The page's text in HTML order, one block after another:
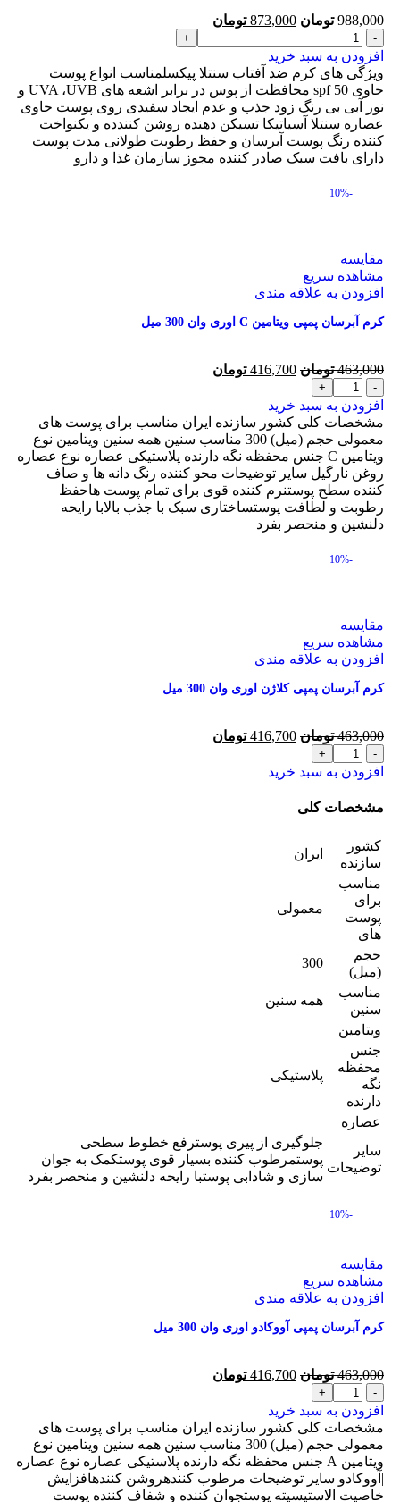
988,000 تومان 873,000 تومان
افزودن به سبد خرید
ویژگی های کرم ضد آفتاب سنتلا پیکسلمناسب انواع پوست
حاوی spf 50 محافظت از پوس در برابر اشعه های UVA ،UVB و
نور آبی بی رنگ زود جذب و عدم ایجاد سفیدی روی پوست حاوی
عصاره سنتلا آسیاتیکا تسیکن دهنده روشن کنندده و یکنواخت
کننده رنگ پوست آبرسان و حفظ رطوبت طولانی مدت پوست
دارای بافت سبک صادر کننده مجوز سازمان غذا و دارو
-10%
مقایسه
مشاهده سریع
افزودن به علاقه مندی
کرم آبرسان پمپی ویتامین C اوری وان 300 میل
463,000 تومان 416,700 تومان
افزودن به سبد خرید
مشخصات کلی کشور سازنده ایران مناسب برای پوست های
معمولی حجم (میل) 300 مناسب سنین همه سنین ویتامین نوع
ویتامین C جنس محفظه نگه دارنده پلاستیکی عصاره نوع عصاره
روغن نارگیل سایر توضیحات محو کننده رنگ دانه ها و صاف
کننده سطح پوستنرم کننده قوی برای تمام پوست هاحفظ
رطوبت و لطافت پوستساختاری سبک با جذب بالابا رایحه
دلنشین و منحصر بفرد
-10%
مقایسه
مشاهده سریع
افزودن به علاقه مندی
کرم آبرسان پمپی کلاژن اوری وان 300 میل
463,000 تومان 416,700 تومان
افزودن به سبد خرید
مشخصات کلی
کشور
سازنده
ایران
مناسب
برای
پوست
های
معمولی
حجم
(میل)
300
مناسب
سنین
همه سنین
ویتامین
جنس
محفظه
نگه
دارنده
پلاستیکی
عصاره
سایر
توضیحات
جلوگیری از پیری پوسترفع خطوط سطحی
پوستمرطوب کننده بسیار قوی پوستکمک به جوان
سازی و شادابی پوستبا رایحه دلنشین و منحصر بفرد
-10%
مقایسه
مشاهده سریع
افزودن به علاقه مندی
کرم آبرسان پمپی آووکادو اوری وان 300 میل
463,000 تومان 416,700 تومان
افزودن به سبد خرید
مشخصات کلی کشور سازنده ایران مناسب برای پوست های
معمولی حجم (میل) 300 مناسب سنین همه سنین ویتامین نوع
ویتامین A جنس محفظه نگه دارنده پلاستیکی عصاره نوع عصاره
|آووکادو سایر توضیحات مرطوب کنندهروشن کنندهافزایش
خاصیت الاستیسیته پوستجوان کننده و شفاف کننده پوست